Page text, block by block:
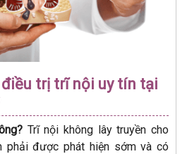
trị trĩ nội uy tín tại
Trĩ nội không lây truyền cho
phải được phát hiện sớm và có